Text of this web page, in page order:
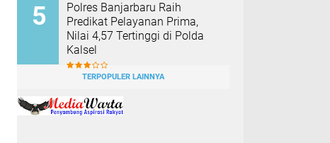
Polres Banjarbaru Raih
Predikat Pelayanan Prima,
Nilai 4,57 Tertinggi di Polda
Kalsel
TERPOPULER LAINNYA